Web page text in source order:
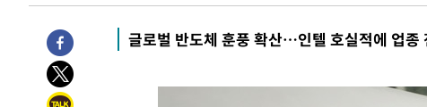
1시간 전 > [속보]코스피, 301.88포인트(4.58%) 내린 6296.38 마감
1시간 전 >
1시간 전 >
"여기 떨어졌다"…다누리, 스페이스X 로켓 달 충돌 흔적 포착
글로벌 반도체 훈풍 확산…인텔 호실적에 업종